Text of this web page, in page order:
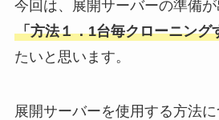
今回は、展開サーバーの準備が
「方法１．1台毎クローニング
たいと思います。
展開サーバーを使用する方法